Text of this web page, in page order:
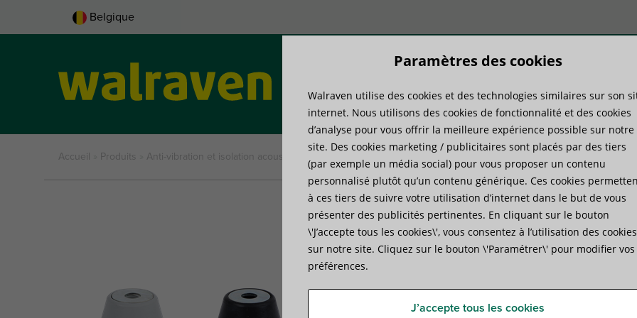
Belgique
Produits Savoir-faire Services
Accueil Produits Anti-vibration et isolation acoustique Walraven VibraTek® SA-3 Isolateurs acoustiques
Walraven VibraTek® SA-3
absorbeur silencieux en caoutchouc pour isoler
Spécifications Fichiers joints Produits
Paramètres des cookies
Walraven utilise des cookies et des technologies similaires sur son
internet. Nous utilisons des cookies de fonctionnalité et des cookies
d’analyse pour vous offrir la meilleure expérience possible sur notre
site. Des cookies marketing / publicitaires sont placés par des tiers
(par exemple un média social) pour vous proposer un contenu
personnalisé plutôt qu’un contenu générique. Ces cookies
à ces tiers de suivre votre utilisation d’internet dans le but de vous
présenter des publicités pertinentes. En cliquant sur le bouton
\'J’accepte tous les cookies\', vous consentez à l’utilisation des cookies
sur notre site. Cliquez sur le bouton \'Paramétrer\' pour modifier vos
préférences.
J’accepte tous les cookies